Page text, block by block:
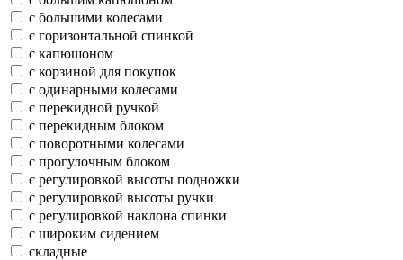
с большими колесами
с горизонтальной спинкой
с капюшоном
с корзиной для покупок
с одинарными колесами
с перекидной ручкой
с перекидным блоком
с поворотными колесами
с прогулочным блоком
с регулировкой высоты подножки
с регулировкой высоты ручки
с регулировкой наклона спинки
с широким сидением
складные